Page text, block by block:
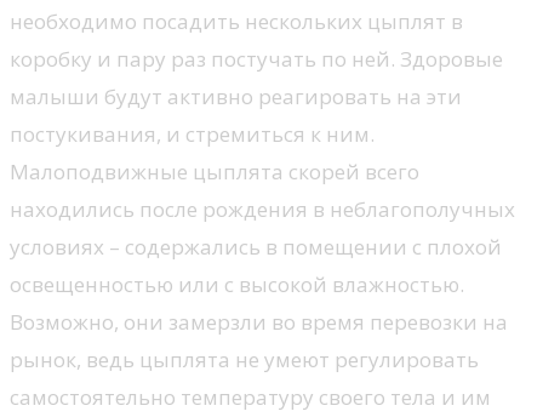
необходимо посадить нескольких цыплят в
коробку и пару раз постучать по ней. Здоровые
малыши будут активно реагировать на эти
постукивания, и стремиться к ним.
Малоподвижные цыплята скорей всего
находились после рождения в неблагополучных
условиях – содержались в помещении с плохой
освещенностью или с высокой влажностью.
Возможно, они замерзли во время перевозки на
рынок, ведь цыплята не умеют регулировать
самостоятельно температуру своего тела и им